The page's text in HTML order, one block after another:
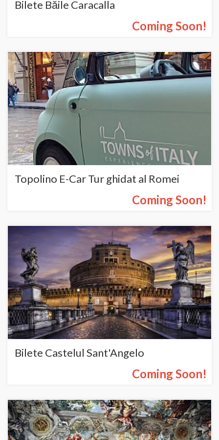
Bilete Băile Caracalla
Coming Soon!
Topolino E-Car Tur ghidat al Romei
Coming Soon!
Bilete Castelul Sant'Angelo
Coming Soon!